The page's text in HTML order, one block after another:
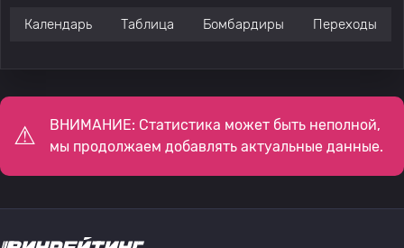
Календарь Таблица Бомбардиры Переходы
ВНИМАНИЕ: Статистика может быть неполной,
мы продолжаем добавлять актуальные данные.